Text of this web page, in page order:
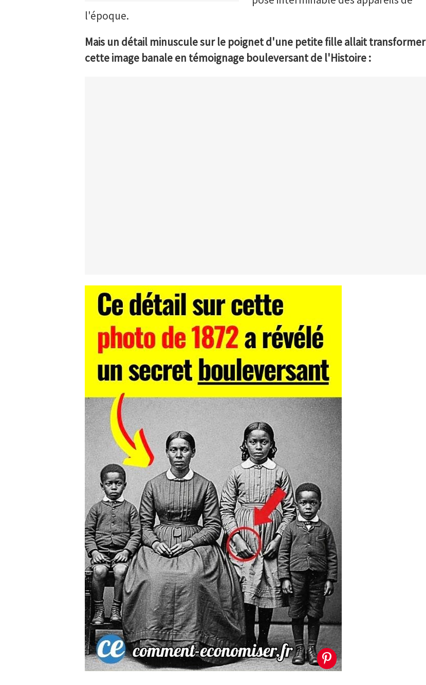
l'époque.
Mais un détail minuscule sur le poignet d'une petite fille allait transformer
cette image banale en témoignage bouleversant de l'Histoire :